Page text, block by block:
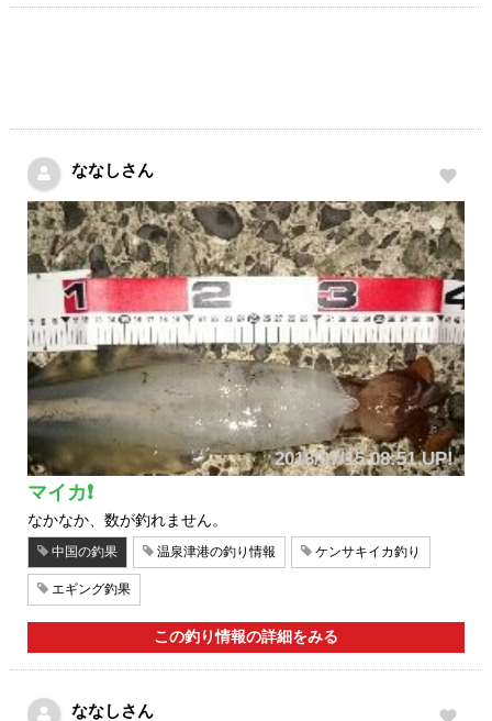
ななしさん
2018/07/15 08:51 UP!
マイカ❗
なかなか、数が釣れません。
中国の釣果 温泉津港の釣り情報 ケンサキイカ釣り
エギング釣果
この釣り情報の詳細をみる
ななしさん